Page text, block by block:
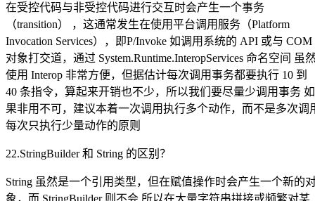
在受控代码与非受控代码进行交互时会产生一个事务
（transition） ，这通常发生在使用平台调用服务（Platform
Invocation Services），即P/Invoke 如调用系统的 API 或与 COM
对象打交道，通过 System.Runtime.InteropServices 命名空间 虽
使用 Interop 非常方便，但据估计每次调用事务都要执行 10 到
40 条指令，算起来开销也不少，所以我们要尽量少调用事务 如
果非用不可，建议本着一次调用执行多个动作，而不是多次调
每次只执行少量动作的原则
22.StringBuilder 和 String 的区别？
String 虽然是一个引用类型，但在赋值操作时会产生一个新的
象，而 StringBuilder 则不会 所以在大量字符串拼接或频繁对某